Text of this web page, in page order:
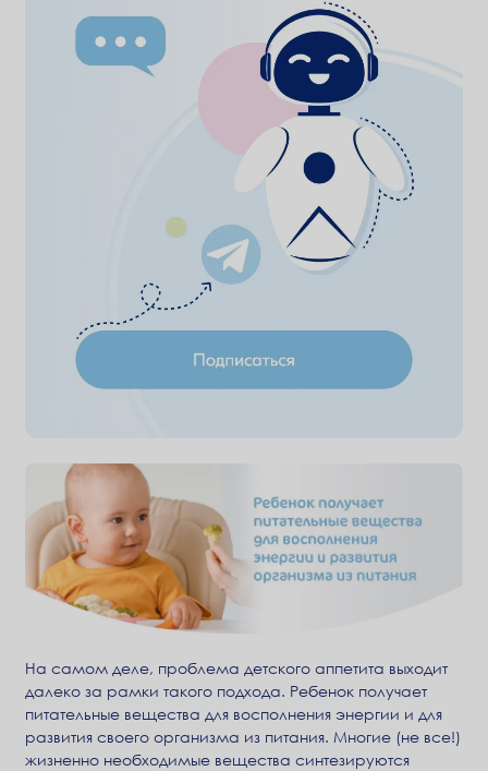
На самом деле, проблема детского аппетита выходит
далеко за рамки такого подхода. Ребенок получает
питательные вещества для восполнения энергии и для
развития своего организма из питания. Многие (не все!)
жизненно необходимые вещества синтезируются